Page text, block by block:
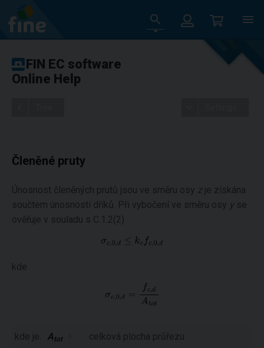
FIN EC software
Online Help
Členěné pruty
Únosnost členěných prutů jsou ve směru osy zje získána
součtem únosností dříků. Při vybočení ve směru osy y se
ověřuje v souladu s C.1.2(2)
kde
kde je: A tot celková plocha průřezu